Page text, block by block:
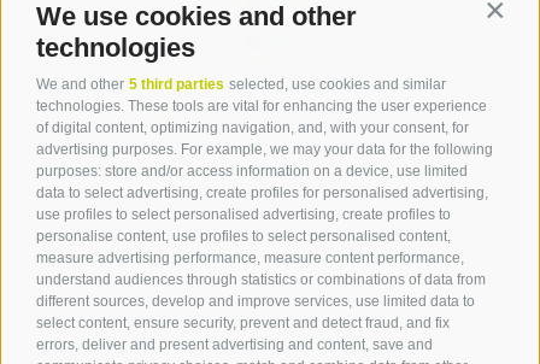
We use cookies and other
technologies
We and other 5 third parties selected, use cookies and similar
technologies. These tools are vital for enhancing the user experience
of digital content, optimizing navigation, and, with your consent, for
advertising purposes. For example, we may your data for the following
purposes: store and/or access information on a device, use limited
data to select advertising, create profiles for personalised advertising,
use profiles to select personalised advertising, create profiles to
personalise content, use profiles to select personalised content,
measure advertising performance, measure content performance,
understand audiences through statistics or combinations of data from
different sources, develop and improve services, use limited data to
select content, ensure security, prevent and detect fraud, and fix
errors, deliver and present advertising and content, save and
Contact
Tourist Office Terlan
Dr.-Weiser-Platz 2
39018 Terlan BZ
Tel. 0471 257 165
info@terlan.info